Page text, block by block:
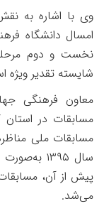
وی با اشاره به
امسال دانشگاه
نخست و دوم
شایسته تقدیر ویژه
معاون فرهنگی
مسابقات در استان
مسابقات ملی
سال ۱۳۹۵ به‌صورت
پیش از آن،
می‌شد.